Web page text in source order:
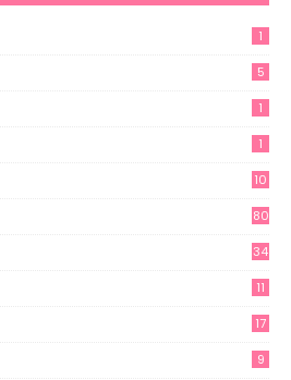
1
5
1
1
10
80
34
11
17
9